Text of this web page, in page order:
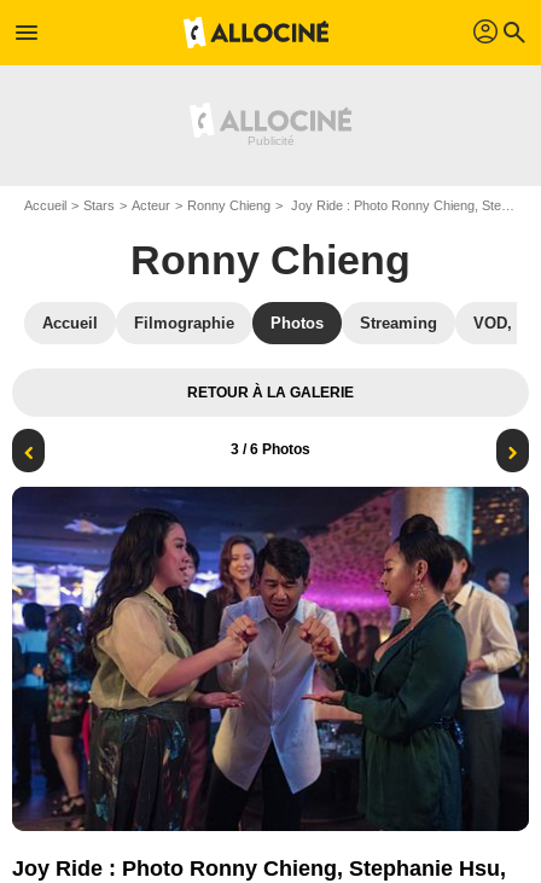
menu profil search
Accueil Stars Acteur Ronny Chieng Joy Ride : Photo Ronny Chieng, Stephanie Hsu, Sherry Cola
Ronny Chieng
Accueil Filmographie Photos Streaming VOD,
RETOUR À LA GALERIE
3 / 6 Photos
Joy Ride : Photo Ronny Chieng, Stephanie Hsu,